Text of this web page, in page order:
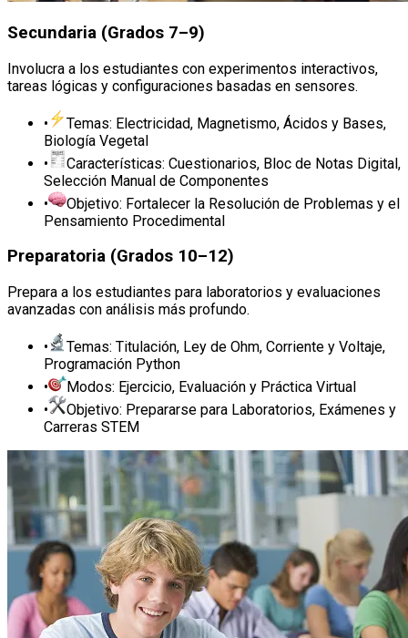
Secundaria (Grados 7–9)
Involucra a los estudiantes con experimentos interactivos,
tareas lógicas y configuraciones basadas en sensores.
•
Temas: Electricidad, Magnetismo, Ácidos y Bases,
Biología Vegetal
•
Características: Cuestionarios, Bloc de Notas Digital,
Selección Manual de Componentes
•
Objetivo: Fortalecer la Resolución de Problemas y el
Pensamiento Procedimental
Preparatoria (Grados 10–12)
Prepara a los estudiantes para laboratorios y evaluaciones
avanzadas con análisis más profundo.
•
Temas: Titulación, Ley de Ohm, Corriente y Voltaje,
Programación Python
•
Modos: Ejercicio, Evaluación y Práctica Virtual
•
Objetivo: Prepararse para Laboratorios, Exámenes y
Carreras STEM